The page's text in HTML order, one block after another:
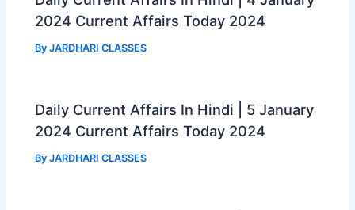
2024 Current Affairs Today 2024
ByJARDHARI CLASSES
Daily Current Affairs In Hindi | 5 January
2024 Current Affairs Today 2024
ByJARDHARI CLASSES